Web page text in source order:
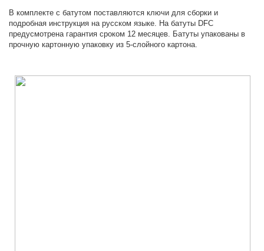
В комплекте с батутом поставляются ключи для сборки и
подробная инструкция на русском языке. На батуты DFC
предусмотрена гарантия сроком 12 месяцев. Батуты упакованы в
прочную картонную упаковку из 5-слойного картона.